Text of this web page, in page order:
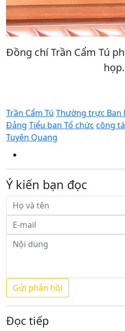
Đồng chí Trần Cẩm Tú
họp.
Trần Cẩm Tú Thường trực Ban
Đảng Tiểu ban Tổ chức công
Tuyên Quang
Ý kiến bạn đọc
Đọc tiếp